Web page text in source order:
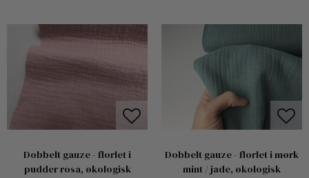
Dobbelt gauze - florlet i
pudder rosa, økologisk
Dobbelt gauze - florlet i mørk
mint / jade, økologisk